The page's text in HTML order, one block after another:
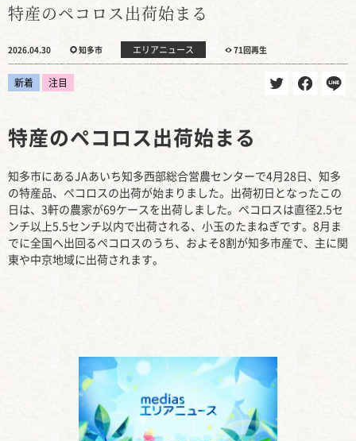
特産のペコロス出荷始まる
2026.04.30 知多市 エリアニュース 71回再生
新着 注目
特産のペコロス出荷始まる
知多市にあるJAあいち知多西部総合営農センターで4月28日、知多
の特産品、ペコロスの出荷が始まりました。出荷初日となったこの
日は、3軒の農家が69ケースを出荷しました。ペコロスは直径2.5セ
ンチ以上5.5センチ以内で出荷される、小玉のたまねぎです。8月ま
でに全国へ出回るペコロスのうち、およそ8割が知多市産で、主に関
東や中京地域に出荷されます。